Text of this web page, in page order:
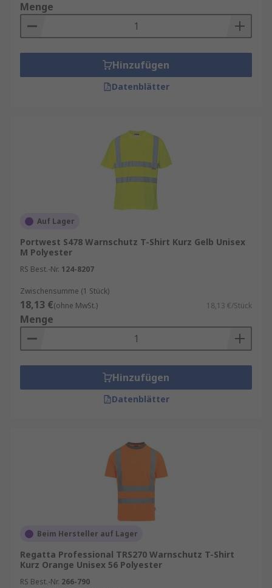
Menge
Hinzufügen
Datenblätter
Auf Lager
Portwest S478 Warnschutz T-Shirt Kurz Gelb Unisex
M Polyester
RS Best.-Nr. 124-8207
Zwischensumme (1 Stück)
18,13 €(ohne MwSt.) 18,13 €/Stück
Menge
Hinzufügen
Datenblätter
Beim Hersteller auf Lager
Regatta Professional TRS270 Warnschutz T-Shirt
Kurz Orange Unisex 56 Polyester
RS Best.-Nr. 266-790